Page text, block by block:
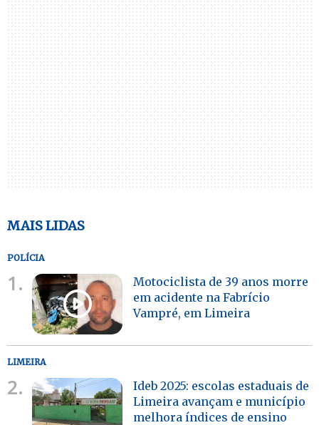
MAIS LIDAS
POLÍCIA
1.
Motociclista de 39 anos morre
em acidente na Fabrício
Vampré, em Limeira
LIMEIRA
2.
Ideb 2025: escolas estaduais de
Limeira avançam e município
melhora índices de ensino